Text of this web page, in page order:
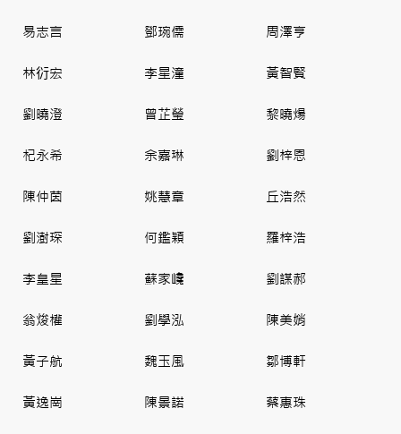
易志言 鄧琬儒 周澤亨
林𧗠宏 李星潼 黃智賢
劉曉澄 曾芷瑩 黎曉煬
杞永希 余嘉琳 劉梓恩
陳仲茵 姚慧章 丘浩然
劉澍琛 何鑑穎 羅梓浩
李皇星 蘇家巉 劉謀郝
翁焌權 劉學泓 陳美娋
黃子航 魏玉風 鄒博軒
黃逸崗 陳景諾 蔡惠珠